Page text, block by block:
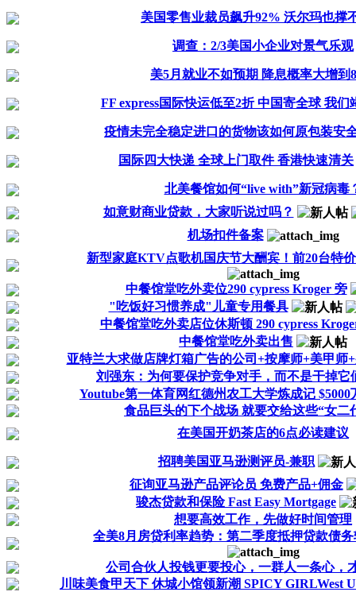
美国零售业裁员飙升92% 沃尔玛也撑
调查：2/3美国小企业对景气乐观
美5月就业不如预期 降息概率大增到
FF express国际快运低至2折 中国寄全球 我们
疫情未完全稳定进口的货物该如何原包装安
国际四大快递 全球上门取件 香港快速清关
北美餐馆如何“live with”新冠病毒
如意财商业贷款，大家听说过吗？
机场扣件备案
新型家庭KTV点歌机国庆节大酬宾！前20台特
中餐馆堂吃外卖位290 cypress Kroger 旁
"吃饭好习惯养成"儿童专用餐具
中餐馆堂吃外卖店位休斯顿 290 cypress
中餐馆堂吃外卖出售
亚特兰大求做店牌灯箱广告的公司+按摩师+美甲师
刘强东：为何要保护竞争对手，而不是干掉它
Youtube第一体育网红德州农工大学炼成记 $5000
食品巨头的下个战场 就要交给这些“女二
在美国开奶茶店的6点必读建议
招聘美国亚马逊测评员-兼职
征询亚马逊产品评论员 免费产品+佣金
骏杰贷款和保险 Fast Easy Mortgage
想要高效工作，先做好时间管理
全美8月房贷利率趋势：第二季度抵押贷款债
公司合伙人投钱更要投心，一群人一条心，
川味美食甲天下 休城小馆领新潮 SPICY GIRLWest